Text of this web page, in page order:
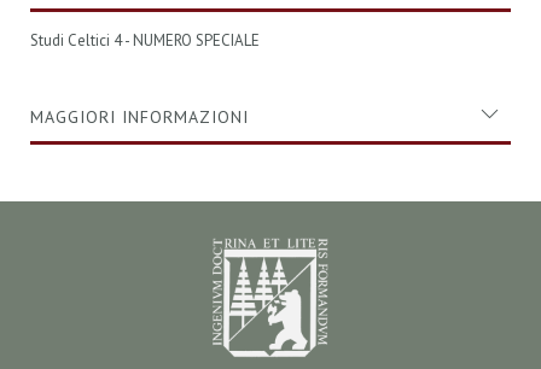
Studi Celtici 4 - NUMERO SPECIALE
MAGGIORI INFORMAZIONI